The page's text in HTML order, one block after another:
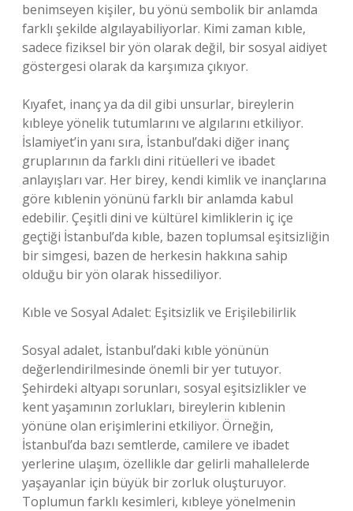
benimseyen kişiler, bu yönü sembolik bir anlamda
farklı şekilde algılayabiliyorlar. Kimi zaman kıble,
sadece fiziksel bir yön olarak değil, bir sosyal aidiyet
göstergesi olarak da karşımıza çıkıyor.
Kıyafet, inanç ya da dil gibi unsurlar, bireylerin
kıbleye yönelik tutumlarını ve algılarını etkiliyor.
İslamiyet’in yanı sıra, İstanbul’daki diğer inanç
gruplarının da farklı dini ritüelleri ve ibadet
anlayışları var. Her birey, kendi kimlik ve inançlarına
göre kıblenin yönünü farklı bir anlamda kabul
edebilir. Çeşitli dini ve kültürel kimliklerin iç içe
geçtiği İstanbul’da kıble, bazen toplumsal eşitsizliğin
bir simgesi, bazen de herkesin hakkına sahip
olduğu bir yön olarak hissediliyor.
Kıble ve Sosyal Adalet: Eşitsizlik ve Erişilebilirlik
Sosyal adalet, İstanbul’daki kıble yönünün
değerlendirilmesinde önemli bir yer tutuyor.
Şehirdeki altyapı sorunları, sosyal eşitsizlikler ve
kent yaşamının zorlukları, bireylerin kıblenin
yönüne olan erişimlerini etkiliyor. Örneğin,
İstanbul’da bazı semtlerde, camilere ve ibadet
yerlerine ulaşım, özellikle dar gelirli mahallelerde
yaşayanlar için büyük bir zorluk oluşturuyor.
Toplumun farklı kesimleri, kıbleye yönelmenin